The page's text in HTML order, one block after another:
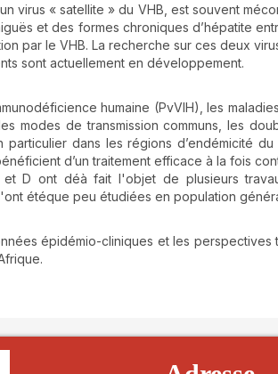
virus « satellite » du VHB, est souvent
et des formes chroniques d’hépatite
par le VHB. La recherche sur ces deux
sont actuellement en développement.
humaine (PvVIH), les
modes de transmission communs, les
dans les régions d’endémicité du
d’un traitement efficace à la fois
D ont déà fait l'objet de plusieurs
étéque peu étudiées en population
épidémio-cliniques et les